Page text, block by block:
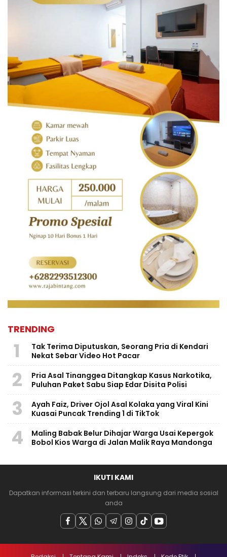
TRENDING
1
Tak Terima Diputuskan, Seorang Pria di Kendari
Nekat Sebar Video Hot Pacar
2
Pria Asal Tinanggea Ditangkap Kasus Narkotika,
Puluhan Paket Sabu Siap Edar Disita Polisi
3
Ayah Faiz, Driver Ojol Asal Kolaka yang Viral Kini
Kuasai Puncak Trending 1 di TikTok
4
Maling Babak Belur Dihajar Warga Usai Kepergok
Bobol Kios Warga di Jalan Malik Raya Mandonga
IKUTI KAMI
Dapatkan informasi terkini dan terbaru langsung dari media sosial
anda